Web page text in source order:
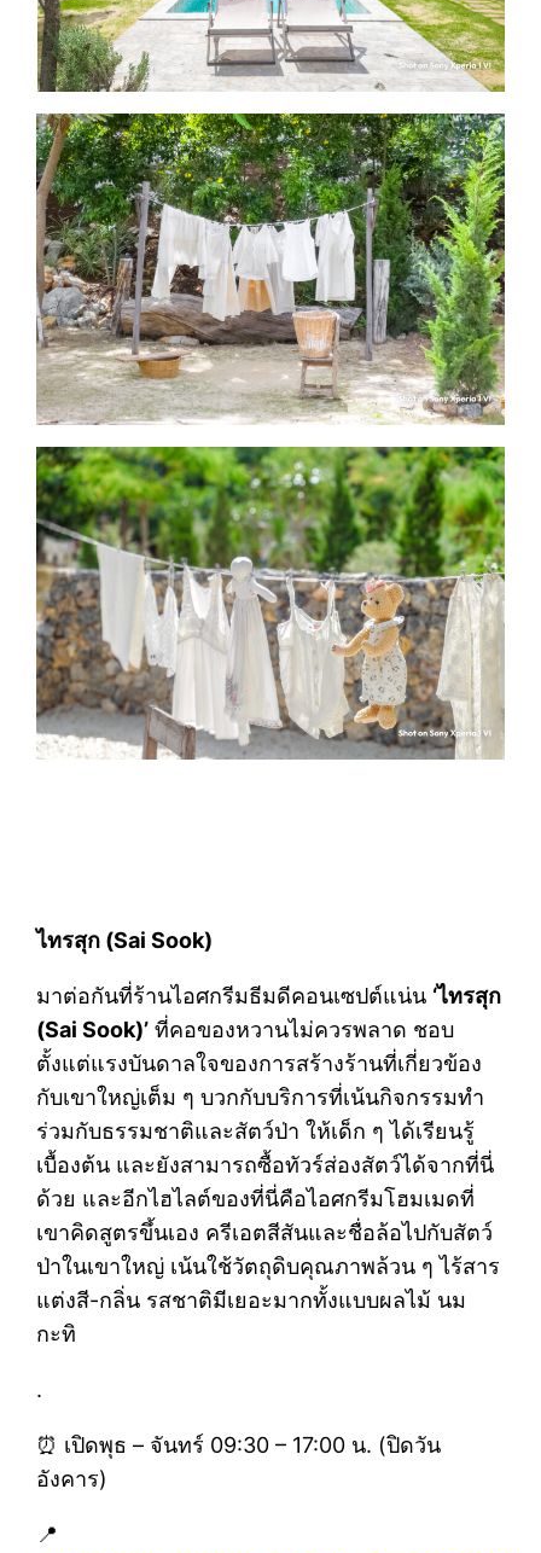
ไทรสุก (Sai Sook)
มาต่อกันที่ร้านไอศกรีมธีมดีคอนเซปต์แน่น ‘ไทรสุก
(Sai Sook)’ ที่คอของหวานไม่ควรพลาด ชอบ
ตั้งแต่แรงบันดาลใจของการสร้างร้านที่เกี่ยวข้อง
กับเขาใหญ่เต็ม ๆ บวกกับบริการที่เน้นกิจกรรมทำ
ร่วมกับธรรมชาติและสัตว์ป่า ให้เด็ก ๆ ได้เรียนรู้
เบื้องต้น และยังสามารถซื้อทัวร์ส่องสัตว์ได้จากที่นี่
ด้วย และอีกไฮไลต์ของที่นี่คือไอศกรีมโฮมเมดที่
เขาคิดสูตรขึ้นเอง ครีเอตสีสันและชื่อล้อไปกับสัตว์
ป่าในเขาใหญ่ เน้นใช้วัตถุดิบคุณภาพล้วน ๆ ไร้สาร
แต่งสี-กลิ่น รสชาติมีเยอะมากทั้งแบบผลไม้ นม
กะทิ
.
⏰ เปิดพุธ – จันทร์ 09:30 – 17:00 น. (ปิดวัน
อังคาร)
📍